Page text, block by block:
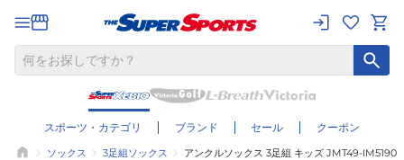
スポーツ・カテゴリ ブランド セール クーポン
ソックス 3足組ソックス アンクルソックス 3足組 キッズ JMT49-IM5190